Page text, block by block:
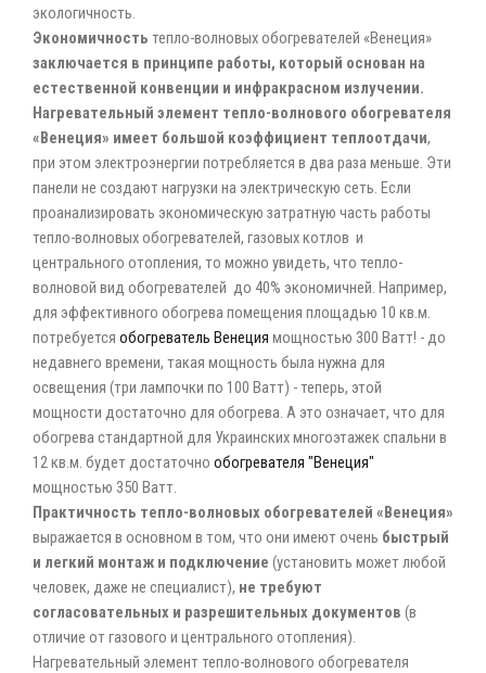
экологичность.
Экономичность тепло-волновых обогревателей «Венеция»
заключается в принципе работы, который основан на
естественной конвенции и инфракрасном излучении.
Нагревательный элемент тепло-волнового обогревателя
«Венеция» имеет большой коэффициент теплоотдачи,
при этом электроэнергии потребляется в два раза меньше. Эти
панели не создают нагрузки на электрическую сеть. Если
проанализировать экономическую затратную часть работы
тепло-волновых обогревателей, газовых котлов и
центрального отопления, то можно увидеть, что тепло-
волновой вид обогревателей до 40% экономичней. Например,
для эффективного обогрева помещения площадью 10 кв.м.
потребуется обогреватель Венеция мощностью 300 Ватт! - до
недавнего времени, такая мощность была нужна для
освещения (три лампочки по 100 Ватт) - теперь, этой
мощности достаточно для обогрева. А это означает, что для
обогрева стандартной для Украинских многоэтажек спальни в
12 кв.м. будет достаточно обогревателя "Венеция"
мощностью 350 Ватт.
Практичность тепло-волновых обогревателей «Венеция»
выражается в основном в том, что они имеют очень быстрый
и легкий монтаж и подключение (установить может любой
человек, даже не специалист), не требуют
согласовательных и разрешительных документов (в
отличие от газового и центрального отопления).
Нагревательный элемент тепло-волнового обогревателя